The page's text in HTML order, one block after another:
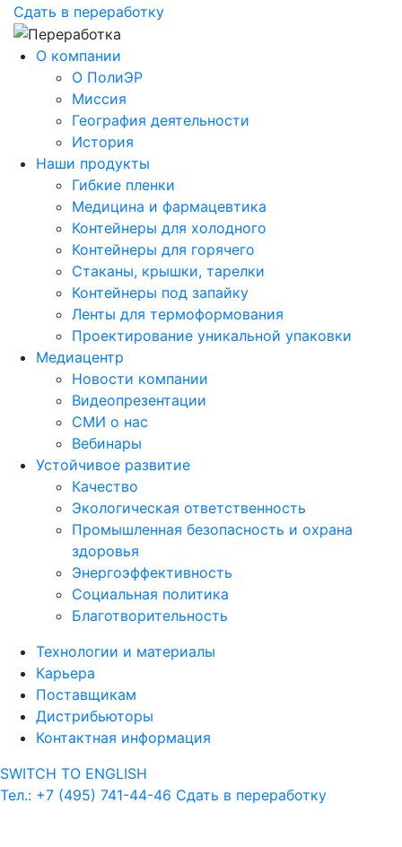
Сдать в переработку
О компании
О ПолиЭР
Миссия
География деятельности
История
Наши продукты
Гибкие пленки
Медицина и фармацевтика
Контейнеры для холодного
Контейнеры для горячего
Стаканы, крышки, тарелки
Контейнеры под запайку
Ленты для термоформования
Проектирование уникальной упаковки
Медиацентр
Новости компании
Видеопрезентации
СМИ о нас
Вебинары
Устойчивое развитие
Качество
Экологическая ответственность
Промышленная безопасность и охрана
здоровья
Энергоэффективность
Социальная политика
Благотворительность
Технологии и материалы
Карьера
Поставщикам
Дистрибьюторы
Контактная информация
SWITCH TO ENGLISH
Тел.: +7 (495) 741-44-46 Сдать в переработку